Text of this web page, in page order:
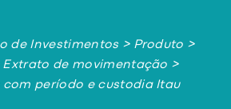
de Investimentos > Produto >
de movimentação >
período e custodia Itau